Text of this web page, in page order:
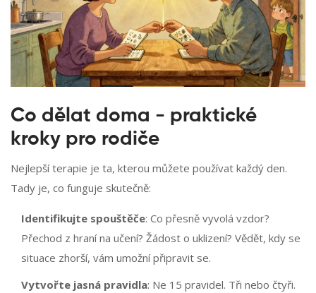
Co dělat doma - praktické
kroky pro rodiče
Nejlepší terapie je ta, kterou můžete používat každý den.
Tady je, co funguje skutečně:
Identifikujte spouštěče: Co přesně vyvolá vzdor?
Přechod z hraní na učení? Žádost o uklizení? Vědět, kdy se
situace zhorší, vám umožní připravit se.
Vytvořte jasná pravidla: Ne 15 pravidel. Tři nebo čtyři.